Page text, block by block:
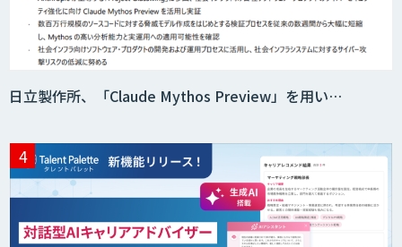
AI活用e-Learningサービス
CAIWA Service Viii（カイワサービスヴィ
ー）
RAGデータ作成ツール
日立製作所、「Claude Mythos Preview」を用い…